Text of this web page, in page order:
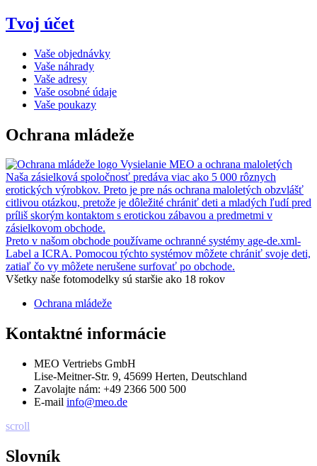
Tvoj účet
Vaše objednávky
Vaše náhrady
Vaše adresy
Vaše osobné údaje
Vaše poukazy
Ochrana mládeže
Vysielanie MEO a ochrana maloletých
Naša zásielková spoločnosť predáva viac ako 5 000 rôznych
erotických výrobkov. Preto je pre nás ochrana maloletých obzvlášť
citlivou otázkou, pretože je dôležité chrániť deti a mladých ľudí pred
príliš skorým kontaktom s erotickou zábavou a predmetmi v
zásielkovom obchode.
Preto v našom obchode používame ochranné systémy age-de.xml-
Label a ICRA. Pomocou týchto systémov môžete chrániť svoje deti,
zatiaľ čo vy môžete nerušene surfovať po obchode.
Všetky naše fotomodelky sú staršie ako 18 rokov
Ochrana mládeže
Kontaktné informácie
MEO Vertriebs GmbH
Lise-Meitner-Str. 9, 45699 Herten, Deutschland
Zavolajte nám: +49 2366 500 500
E-mail info@meo.de
scroll
Slovník